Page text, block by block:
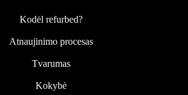
Kodėl refurbed?
Atnaujinimo procesas
Tvarumas
Kokybė